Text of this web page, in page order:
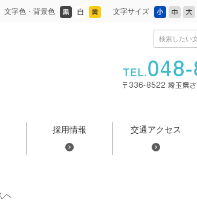
文字色・背景色 文字サイズ 小 中
検索したい
採用情報 交通アクセス
へ